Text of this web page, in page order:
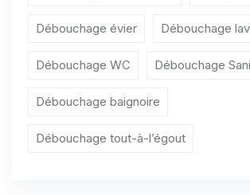
Débouchage évier Débouchage
Débouchage WC Débouchage
Débouchage baignoire
Débouchage tout-à-l’égout